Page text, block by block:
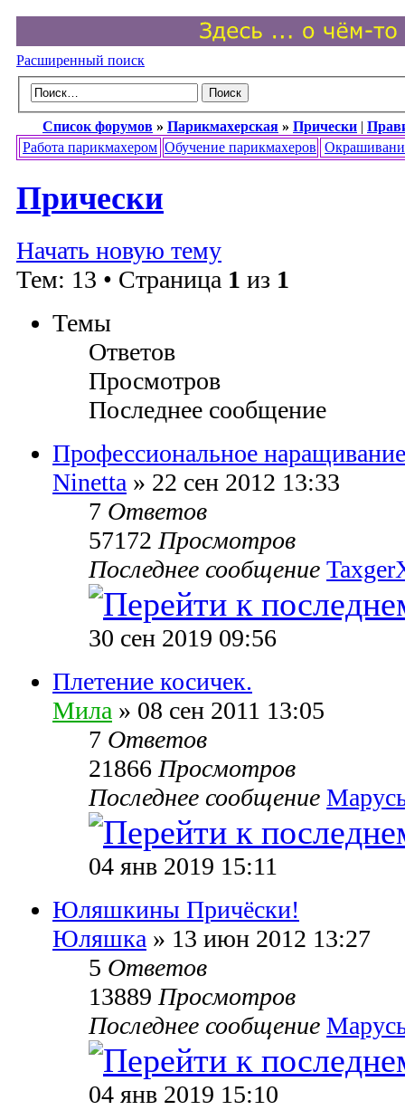
Расширенный поиск
Список форумов » Парикмахерская » Прически |
Работа парикмахером Обучение парикмахеров
Прически
Начать новую тему
Тем: 13 • Страница 1 из 1
Темы
Ответов
Просмотров
Последнее сообщение
Профессиональное
Ninetta » 22 сен 2012 13:33
7 Ответов
57172Просмотров
Последнее сообщение
30 сен 2019 09:56
Плетение косичек.
Мила » 08 сен 2011 13:05
7 Ответов
21866Просмотров
Последнее сообщение
04 янв 2019 15:11
Юляшкины Причёски!
Юляшка » 13 июн 2012 13:27
5 Ответов
13889Просмотров
Последнее сообщение
04 янв 2019 15:10